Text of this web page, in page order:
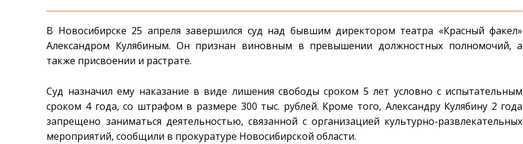
В Новосибирске 25 апреля завершился суд над бывшим директором театра «Красный факел»
Александром Кулябиным. Он признан виновным в превышении должностных полномочий, а
также присвоении и растрате.
Суд назначил ему наказание в виде лишения свободы сроком 5 лет условно с испытательным
сроком 4 года, со штрафом в размере 300 тыс. рублей. Кроме того, Александру Кулябину 2 года
запрещено заниматься деятельностью, связанной с организацией культурно-развлекательных
мероприятий, сообщили в прокуратуре Новосибирской области.